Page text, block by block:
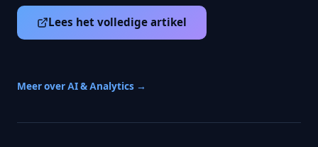
Lees het volledige artikel
Meer over AI & Analytics →